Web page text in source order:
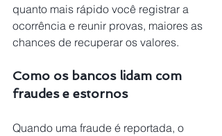
quanto mais rápido você registrar a
ocorrência e reunir provas, maiores as
chances de recuperar os valores.
Como os bancos lidam com
fraudes e estornos
Quando uma fraude é reportada, o